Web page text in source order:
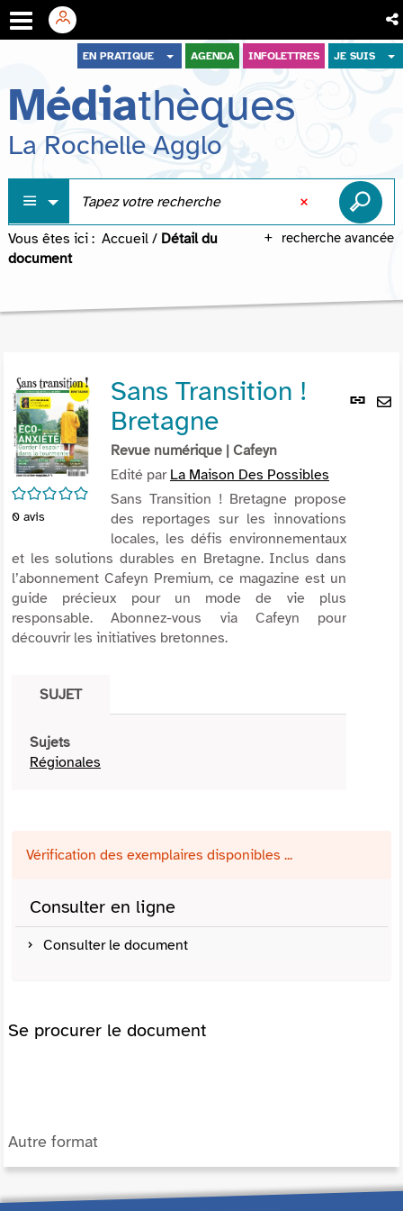
menu
contenu
recherche
EN PRATIQUE AGENDA INFOLETTRES JE SUIS
Médiathèques
La Rochelle Agglo
recherche avancée
Vous êtes ici : Accueil / Détail du
document
Lien
/5
0 avis
Sans Transition !
Bretagne
Revue numérique | Cafeyn
Edité par La Maison Des Possibles
Sans Transition ! Bretagne propose
des reportages sur les innovations
locales, les défis environnementaux
et les solutions durables en Bretagne. Inclus dans
l’abonnement Cafeyn Premium, ce magazine est un
guide précieux pour un mode de vie plus
responsable. Abonnez-vous via Cafeyn pour
découvrir les initiatives bretonnes.
SUJET
Sujets
Régionales
Vérification des exemplaires disponibles ...
Consulter en ligne
Consulter le document
Se procurer le document
Autre format